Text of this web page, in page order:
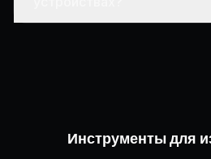
Инструменты для